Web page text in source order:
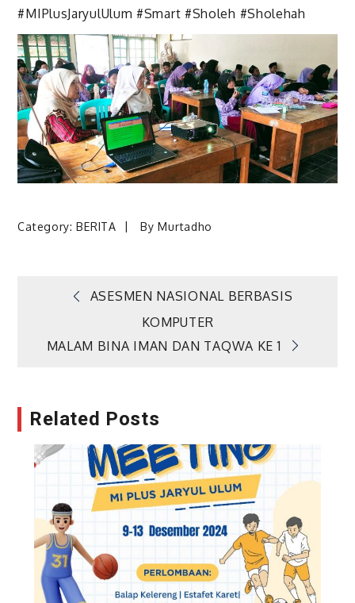
#MIPlusJaryulUlum #Smart #Sholeh #Sholehah
Category:BERITA ByMurtadho
Navigasi
pos
ASESMEN NASIONAL BERBASIS
KOMPUTER
MALAM BINA IMAN DAN TAQWA KE 1
Related Posts